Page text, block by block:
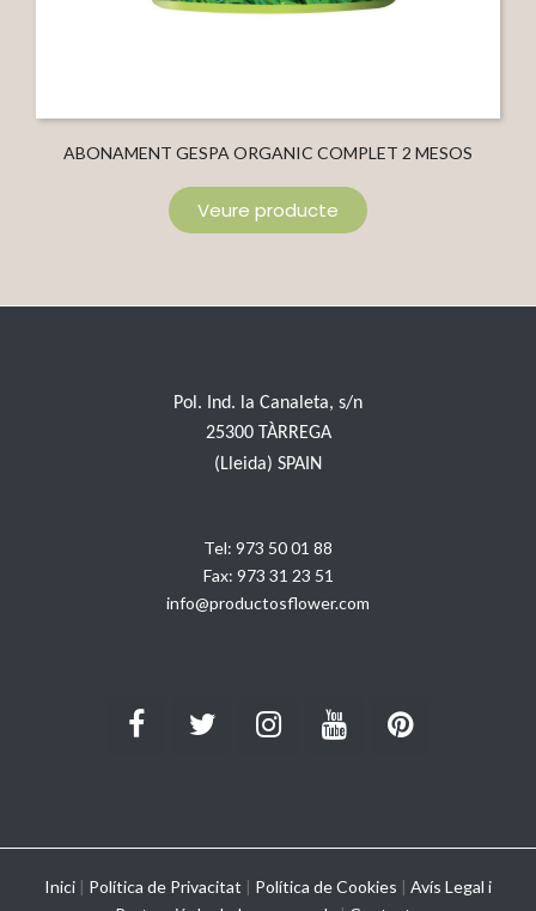
ABONAMENT GESPA ORGANIC COMPLET 2 MESOS
Veure producte
Pol. Ind. la Canaleta, s/n
25300 TÀRREGA
(Lleida) SPAIN
Tel: 973 50 01 88
Fax: 973 31 23 51
info@productosflower.com
Inici | Política de Privacitat | Política de Cookies | Avís Legal i